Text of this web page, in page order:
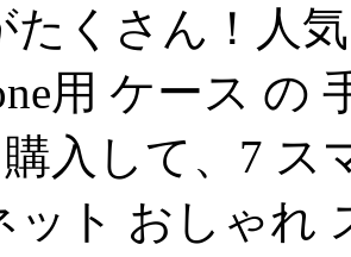
たくさん！人
用 ケース の
入して、7 ス
ット おしゃれ